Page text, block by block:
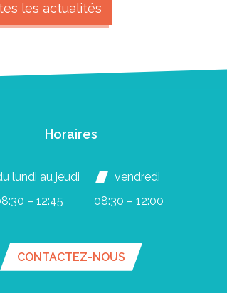
les actualités
Horaires
lundi au jeudi
– 12:45
vendredi
08:30 – 12:00
CONTACTEZ-NOUS